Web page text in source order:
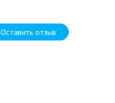
Оставить отзыв